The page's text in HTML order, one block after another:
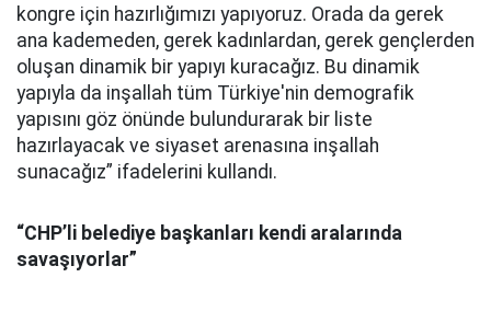
kongre için hazırlığımızı yapıyoruz. Orada da gerek
ana kademeden, gerek kadınlardan, gerek gençlerden
oluşan dinamik bir yapıyı kuracağız. Bu dinamik
yapıyla da inşallah tüm Türkiye'nin demografik
yapısını göz önünde bulundurarak bir liste
hazırlayacak ve siyaset arenasına inşallah
sunacağız” ifadelerini kullandı.
“CHP’li belediye başkanları kendi aralarında
savaşıyorlar”